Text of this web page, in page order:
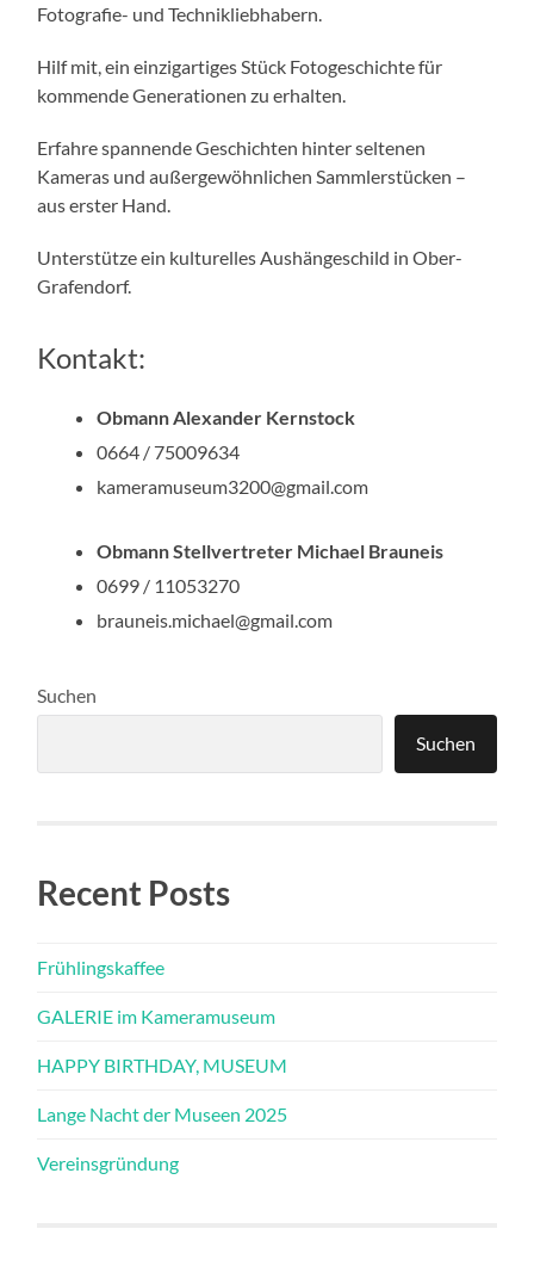
Fotografie- und Technikliebhabern.
Hilf mit, ein einzigartiges Stück Fotogeschichte für
kommende Generationen zu erhalten.
Erfahre spannende Geschichten hinter seltenen
Kameras und außergewöhnlichen Sammlerstücken –
aus erster Hand.
Unterstütze ein kulturelles Aushängeschild in Ober-
Grafendorf.
Kontakt:
Obmann Alexander Kernstock
0664 / 75009634
kameramuseum3200@gmail.com
Obmann Stellvertreter Michael Brauneis
0699 / 11053270
brauneis.michael@gmail.com
Suchen
Suchen
Recent Posts
Frühlingskaffee
GALERIE im Kameramuseum
HAPPY BIRTHDAY, MUSEUM
Lange Nacht der Museen 2025
Vereinsgründung